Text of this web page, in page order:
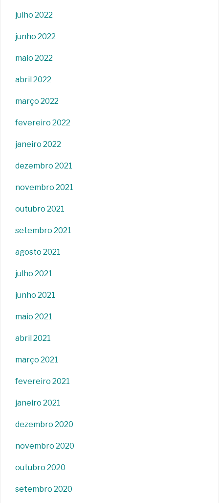
julho 2022
junho 2022
maio 2022
abril 2022
março 2022
fevereiro 2022
janeiro 2022
dezembro 2021
novembro 2021
outubro 2021
setembro 2021
agosto 2021
julho 2021
junho 2021
maio 2021
abril 2021
março 2021
fevereiro 2021
janeiro 2021
dezembro 2020
novembro 2020
outubro 2020
setembro 2020